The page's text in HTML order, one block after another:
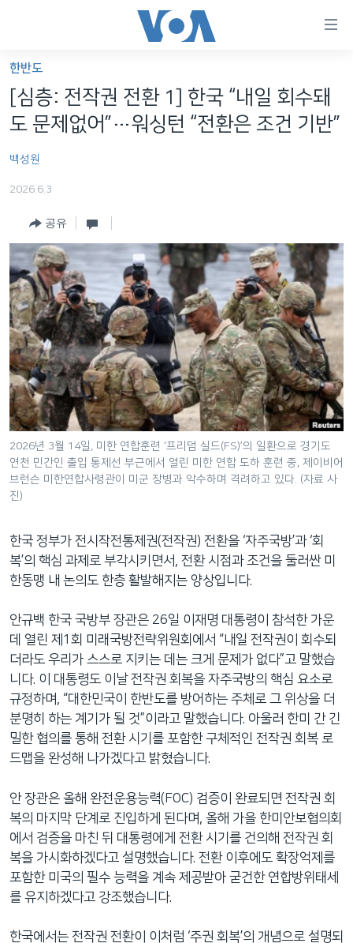
가
능
링
인
로
이
동
메
인
네
비
게
이
션
으
로
색
이
등
한반도
세계
라디오
프로그램
주파수 안내
언어 선택
한반도
[심층: 전작권 전환 1] 한국 “내일 회수돼
도 문제없어”…워싱턴 “전환은 조건 기반”
백성원
2026.6.3
공유
2026년 3월 14일, 미한 연합훈련 ‘프리덤 실드(FS)’의 일환으로 경기도
연천 민간인 출입 통제선 부근에서 열린 미한 연합 도하 훈련 중, 제이비어
브런슨 미한연합사령관이 미군 장병과 악수하며 격려하고 있다. (자료 사
진)
한국 정부가 전시작전통제권(전작권) 전환을 ‘자주국방’과 ‘회
복’의 핵심 과제로 부각시키면서, 전환 시점과 조건을 둘러싼 미
한동맹 내 논의도 한층 활발해지는 양상입니다.
안규백 한국 국방부 장관은 26일 이재명 대통령이 참석한 가운
데 열린 제1회 미래국방전략위원회에서 “내일 전작권이 회수되
더라도 우리가 스스로 지키는 데는 크게 문제가 없다”고 말했습
니다. 이 대통령도 이날 전작권 회복을 자주국방의 핵심 요소로
규정하며, “대한민국이 한반도를 방어하는 주체로 그 위상을 더
분명히 하는 계기가 될 것”이라고 말했습니다. 아울러 한미 간 긴
밀한 협의를 통해 전환 시기를 포함한 구체적인 전작권 회복 로
드맵을 완성해 나가겠다고 밝혔습니다.
안 장관은 올해 완전운용능력(FOC) 검증이 완료되면 전작권 회
복의 마지막 단계로 진입하게 된다며, 올해 가을 한미안보협의회
에서 검증을 마친 뒤 대통령에게 전환 시기를 건의해 전작권 회
복을 가시화하겠다고 설명했습니다. 전환 이후에도 확장억제를
포함한 미국의 필수 능력을 계속 제공받아 굳건한 연합방위태세
를 유지하겠다고 강조했습니다.
한국에서는 전작권 전환이 이처럼 ‘주권 회복’의 개념으로 설명되